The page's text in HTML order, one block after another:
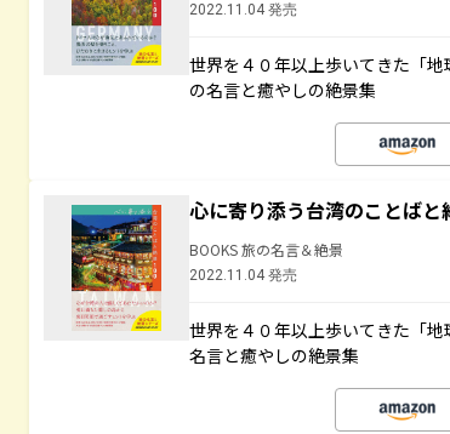
2022.11.04 発売
世界を４０年以上歩いてきた「
の名言と癒やしの絶景集
心に寄り添う台湾のことばと
BOOKS 旅の名言＆絶景
2022.11.04 発売
世界を４０年以上歩いてきた「
名言と癒やしの絶景集